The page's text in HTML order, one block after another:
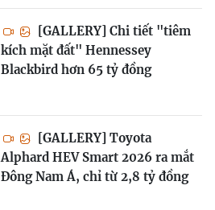
[GALLERY] Chi tiết "tiêm
kích mặt đất" Hennessey
Blackbird hơn 65 tỷ đồng
[GALLERY] Toyota
Alphard HEV Smart 2026 ra mắt
Đông Nam Á, chỉ từ 2,8 tỷ đồng